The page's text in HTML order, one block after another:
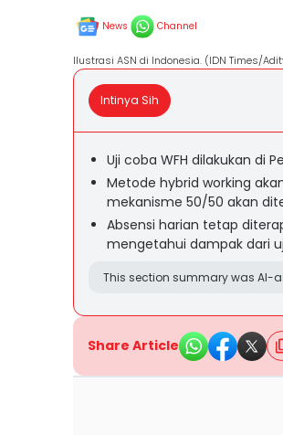
News Channel
Ilustrasi ASN di Indonesia. (IDN Times/
Intinya Sih
Uji coba WFH dilakukan di
Metode hybrid working
mekanisme 50/50 akan
Absensi harian tetap
mengetahui dampak dari
This section summary was AI-
Share Article